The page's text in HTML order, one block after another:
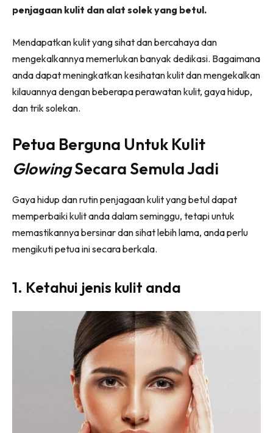
penjagaan kulit dan alat solek yang betul.
Mendapatkan kulit yang sihat dan bercahaya dan
mengekalkannya memerlukan banyak dedikasi. Bagaimana
anda dapat meningkatkan kesihatan kulit dan mengekalkan
kilauannya dengan beberapa perawatan kulit, gaya hidup,
dan trik solekan.
Petua Berguna Untuk Kulit
GlowingSecara Semula Jadi
Gaya hidup dan rutin penjagaan kulit yang betul dapat
memperbaiki kulit anda dalam seminggu, tetapi untuk
memastikannya bersinar dan sihat lebih lama, anda perlu
mengikuti petua ini secara berkala.
1. Ketahui jenis kulit anda